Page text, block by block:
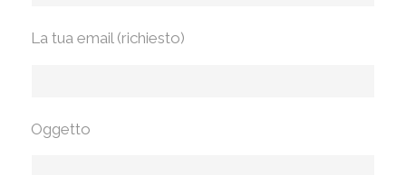
La tua email (richiesto)
Oggetto